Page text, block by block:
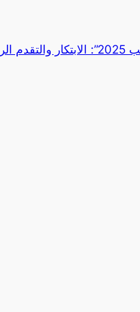
سدايا في “ليب 2025”: الابتكار